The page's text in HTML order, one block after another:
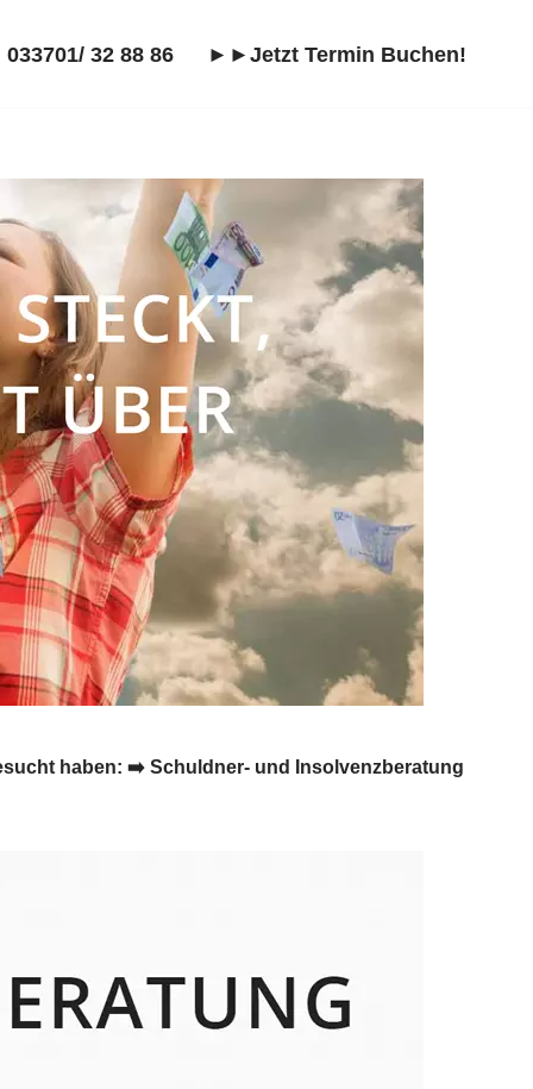
32 88 86 ►►Jetzt Termin Buchen!
haben: ➡️ Schuldner- und Insolvenzberatung